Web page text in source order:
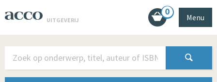
UITGEVERIJ
0
Menu